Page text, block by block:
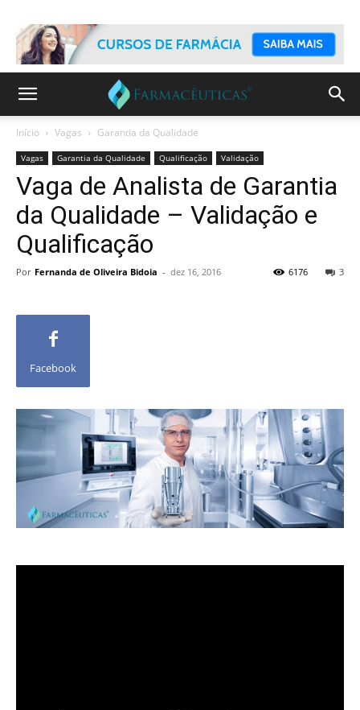
Início Vagas Garantia da Qualidade
Vagas Garantia da Qualidade Qualificação Validação
Vaga de Analista de Garantia
da Qualidade – Validação e
Qualificação
Por Fernanda de Oliveira Bidoia - dez 16, 2016 3
6176
Facebook